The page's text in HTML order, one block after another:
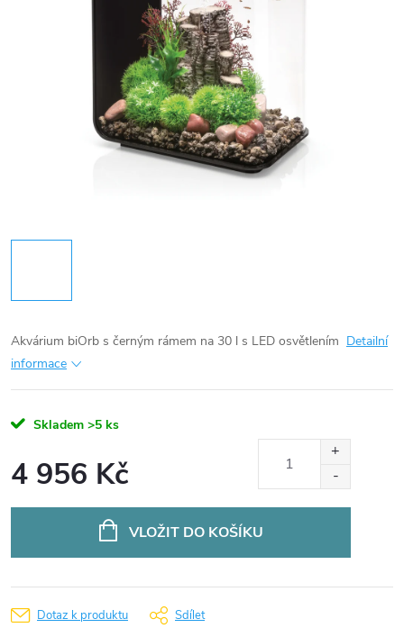
Akvárium biOrb s černým rámem na 30 l s LED osvětlením Detailní
informace
Skladem >5 ks
4 956 Kč
VLOŽIT DO KOŠÍKU
Dotaz k produktu Sdílet